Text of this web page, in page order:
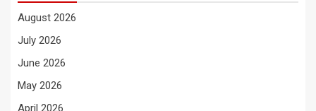
August 2026
July 2026
June 2026
May 2026
April 2026